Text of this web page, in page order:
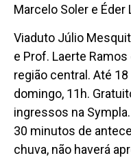
Marcelo Soler e Éder
Viaduto Júlio
e Prof. Laerte Ramos
região central. Até
domingo, 11h.
ingressos na
30 minutos de
chuva, não haverá